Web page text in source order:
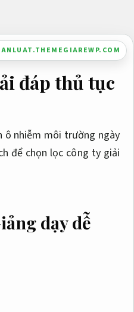
đáp thủ tục
ô nhiễm môi trường ngày
để chọn lọc công ty giải
dạy dễ